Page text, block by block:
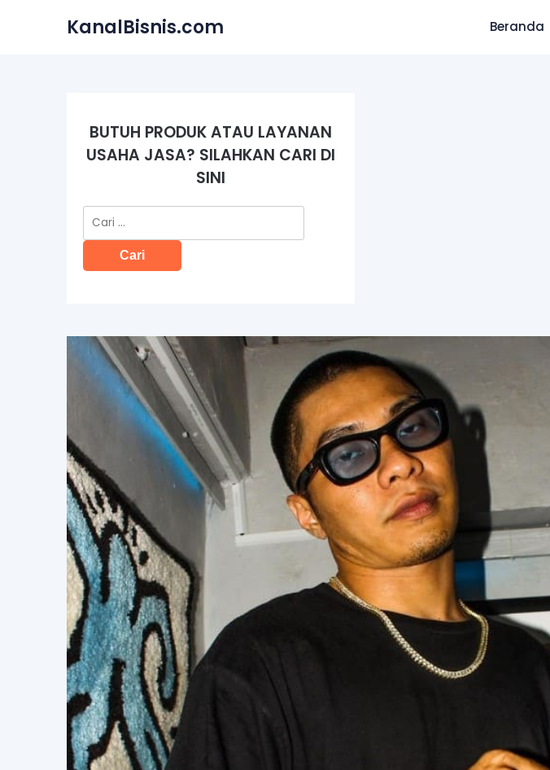
KanalBisnis.com Beranda
BUTUH PRODUK ATAU LAYANAN
USAHA JASA? SILAHKAN CARI DI
SINI
Cari
untuk: